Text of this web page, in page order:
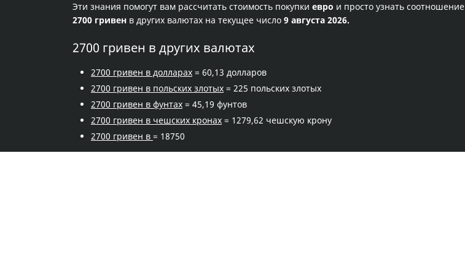
Эти знания помогут вам рассчитать стоимость покупки евро и просто узнать соотношение
2700 гривен в других валютах на текущее число 9 августа 2026.
2700 гривен в других валютах
2700 гривен в долларах = 60,13 долларов
2700 гривен в польских злотых = 225 польских злотых
2700 гривен в фунтах = 45,19 фунтов
2700 гривен в чешских кронах = 1279,62 чешскую крону
2700 гривен в = 18750